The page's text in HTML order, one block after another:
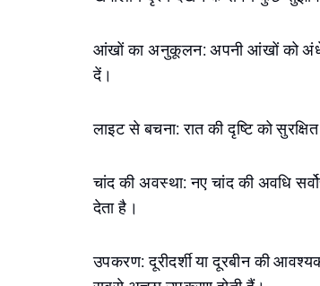
आंखों का अनुकूलन: अपनी आंखों को
दें।
लाइट से बचना: रात की दृष्टि को
चांद की अवस्था: नए चांद की अवधि
देता है।
उपकरण: दूरीदर्शी या दूरबीन की